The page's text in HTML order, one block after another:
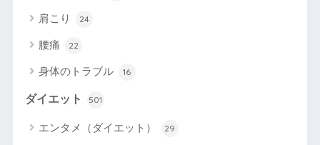
肩こり 24
腰痛 22
身体のトラブル 16
ダイエット 501
エンタメ（ダイエット） 29